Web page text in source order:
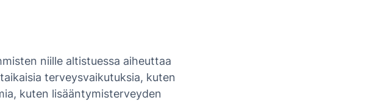
niille altistuessa aiheuttaa
terveysvaikutuksia, kuten
kuten lisääntymisterveyden